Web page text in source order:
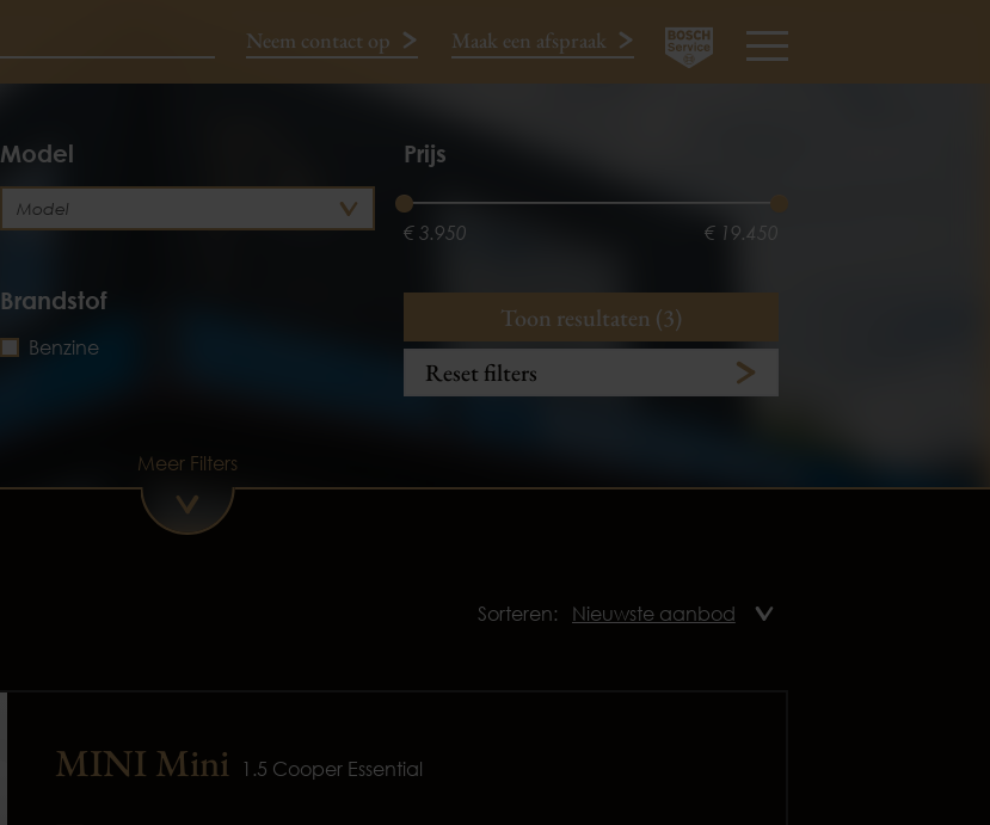
Neem contact op Maak een afspraak
Model Prijs
€ 3.950 € 19.450
Brandstof
Benzine
Toon resultaten (3)
Reset filters
Meer Filters
Sorteren:
MINI Mini 1.5 Cooper Essential